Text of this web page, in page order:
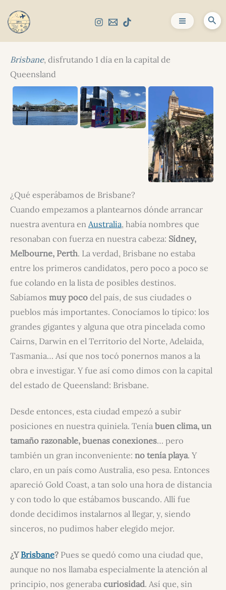
contenido
Brisbane, disfrutando 1 día en la capital de
Queensland
¿Qué esperábamos de Brisbane?
Cuando empezamos a plantearnos dónde arrancar
nuestra aventura enAustralia, había nombres que
resonaban con fuerza en nuestra cabeza: Sídney,
Melbourne, Perth. La verdad, Brisbane no estaba
entre los primeros candidatos, pero poco a poco se
fue colando en la lista de posibles destinos.
Sabíamos muy pocodel país, de sus ciudades o
pueblos más importantes. Conocíamos lo típico: los
grandes gigantes y alguna que otra pincelada como
Cairns, Darwin en el Territorio del Norte, Adelaida,
Tasmania… Así que nos tocó ponernos manos a la
obra e investigar. Y fue así como dimos con la capital
del estado de Queensland: Brisbane.
Desde entonces, esta ciudad empezó a subir
posiciones en nuestra quiniela. Teníabuen clima, un
tamaño razonable, buenas conexiones… pero
también un gran inconveniente: no tenía playa. Y
claro, en un país como Australia, eso pesa. Entonces
apareció Gold Coast, a tan solo una hora de distancia
y con todo lo que estábamos buscando. Allí fue
donde decidimos instalarnos al llegar, y, siendo
sinceros, no pudimos haber elegido mejor.
¿YBrisbane? Pues se quedó como una ciudad que,
aunque no nos llamaba especialmente la atención al
principio, nos generaba curiosidad. Así que, sin